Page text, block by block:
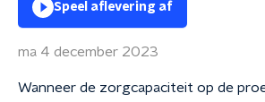
Speel aflevering af
ma 4 december 2023
Wanneer de zorgcapaciteit op de